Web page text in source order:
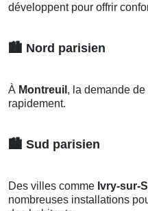
développent pour offrir
🏙️ Nord parisien
À Montreuil , la demande de
rapidement.
🏙️ Sud parisien
Des villes comme Ivry-sur-
nombreuses installations